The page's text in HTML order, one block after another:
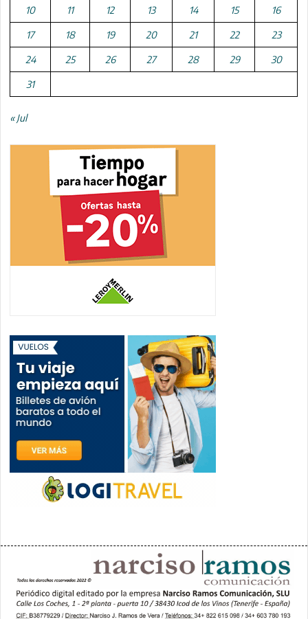
10 11 12 13 14 15 16
17 18 19 20 21 22 23
24 25 26 27 28 29 30
31
« Jul